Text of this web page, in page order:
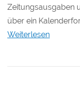
Zeitungsausgaben
über ein
Weiterlesen